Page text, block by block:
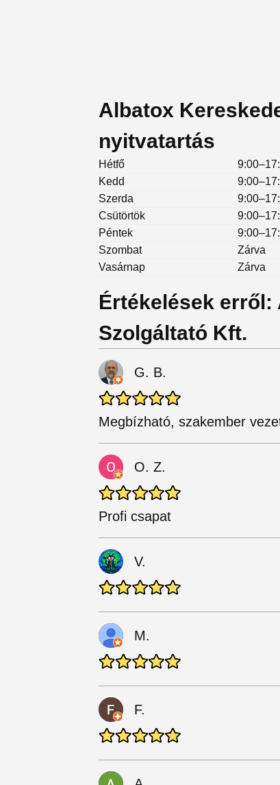
Albatox
nyitvatartás
Hétfő
Kedd
Szerda
Csütörtök
Péntek
Szombat
Zárva
Vasárnap
Zárva
Értékelések erről:
Szolgáltató Kft.
G. B.
Megbízható, szakember
O. Z.
Profi csapat
V.
M.
F.